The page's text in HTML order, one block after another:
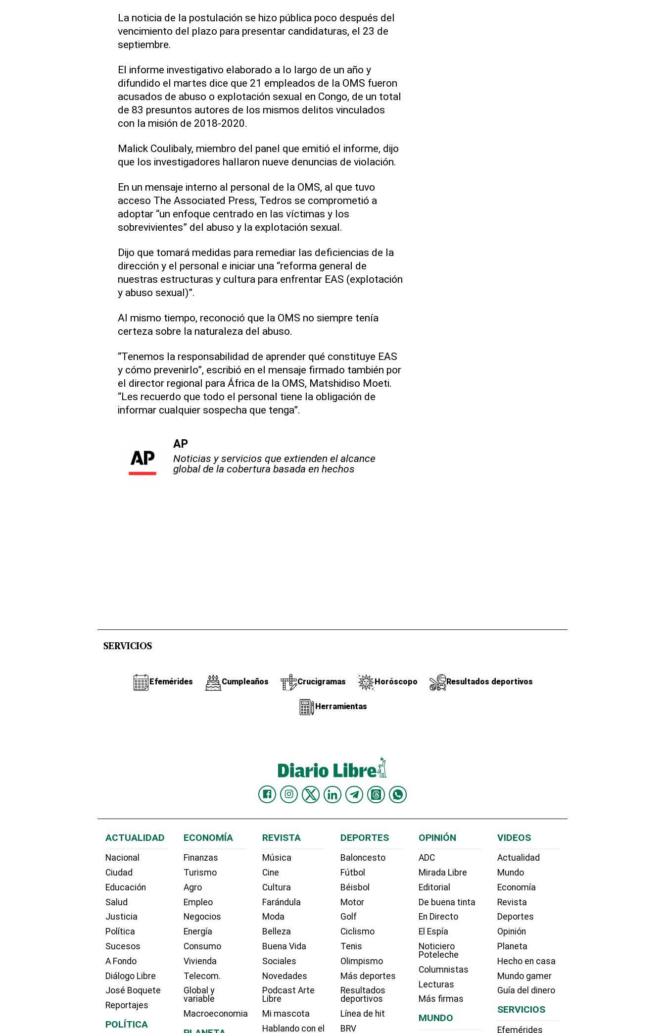
La noticia de la postulación se hizo pública poco después del
vencimiento del plazo para presentar candidaturas, el 23 de
septiembre.
El informe investigativo elaborado a lo largo de un año y
difundido el martes dice que 21 empleados de la OMS fueron
acusados de abuso o explotación sexual en Congo, de un total
de 83 presuntos autores de los mismos delitos vinculados
con la misión de 2018-2020.
Malick Coulibaly, miembro del panel que emitió el informe, dijo
que los investigadores hallaron nueve denuncias de violación.
En un mensaje interno al personal de la OMS, al que tuvo
acceso The Associated Press, Tedros se comprometió a
adoptar “un enfoque centrado en las víctimas y los
sobrevivientes” del abuso y la explotación sexual.
Dijo que tomará medidas para remediar las deficiencias de la
dirección y el personal e iniciar una “reforma general de
nuestras estructuras y cultura para enfrentar EAS (explotación
y abuso sexual)”.
Al mismo tiempo, reconoció que la OMS no siempre tenía
certeza sobre la naturaleza del abuso.
“Tenemos la responsabilidad de aprender qué constituye EAS
y cómo prevenirlo”, escribió en el mensaje firmado también por
el director regional para África de la OMS, Matshidiso Moeti.
“Les recuerdo que todo el personal tiene la obligación de
informar cualquier sospecha que tenga”.
AP
Noticias y servicios que extienden el alcance
global de la cobertura basada en hechos
SERVICIOS
Efemérides Cumpleaños Crucigramas Horóscopo Resultados deportivos
Herramientas
ACTUALIDAD
Nacional
Ciudad
Educación
Salud
Justicia
Política
Sucesos
A Fondo
Diálogo Libre
José Boquete
Reportajes
POLÍTICA
ECONOMÍA
Finanzas
Turismo
Agro
Empleo
Negocios
Energía
Consumo
Vivienda
Telecom.
Global y
variable
Macroeconomia
REVISTA
Música
Cine
Cultura
Farándula
Moda
Belleza
Buena Vida
Sociales
Novedades
Podcast Arte
Libre
Mi mascota
Hablando con el
DEPORTES
Baloncesto
Fútbol
Béisbol
Motor
Golf
Ciclismo
Tenis
Olimpismo
Más deportes
Resultados
deportivos
Línea de hit
BRV
OPINIÓN
ADC
Mirada Libre
Editorial
De buena tinta
En Directo
El Espía
Noticiero
Poteleche
Columnistas
Lecturas
Más firmas
MUNDO
VIDEOS
Actualidad
Mundo
Economía
Revista
Deportes
Opinión
Planeta
Hecho en casa
Mundo gamer
Guía del dinero
SERVICIOS
Efemérides